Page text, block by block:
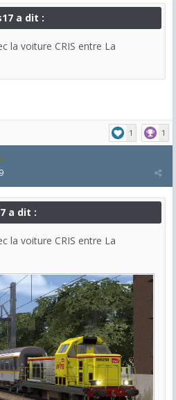
a dit :
la voiture CRIS entre La
1 1
a dit :
la voiture CRIS entre La